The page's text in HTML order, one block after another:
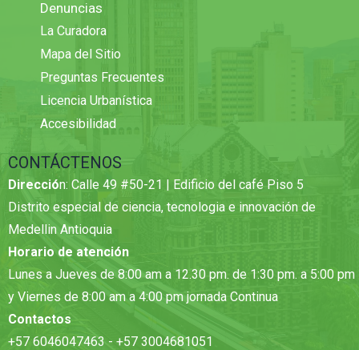
Denuncias
La Curadora
Mapa del Sitio
Preguntas Frecuentes
Licencia Urbanística
Accesibilidad
CONTÁCTENOS
Dirección: Calle 49 #50-21 | Edificio del café Piso 5
Distrito especial de ciencia, tecnologia e innovación de
Medellin Antioquia
Horario de atención
Lunes a Jueves de 8:00 am a 12.30 pm. de 1:30 pm. a 5:00 pm
y Viernes de 8:00 am a 4:00 pm jornada Continua
Contactos
+57 6046047463 - +57 3004681051